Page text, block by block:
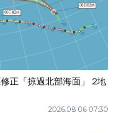
正「掠過北部海面」 2地
2026.08.06 07:30